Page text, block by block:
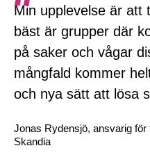
Min upplevelse är att
bäst är grupper där
på saker och vågar
mångfald kommer
och nya sätt att lösa
Jonas Rydensjö, ansvarig
Skandia